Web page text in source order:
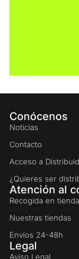
Conócenos
Noticias
Contacto
Acceso a
¿Quieres ser
Atención al
Recogida en tienda
Nuestras tiendas
Envíos 24-48h
Legal
Aviso Legal